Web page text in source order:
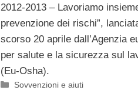
2012-2013 – Lavoriamo
prevenzione dei rischi”,
scorso 20 aprile dall’Agenzia
per salute e la sicurezza sul
(Eu-Osha).
Categorie
Sovvenzioni e aiuti